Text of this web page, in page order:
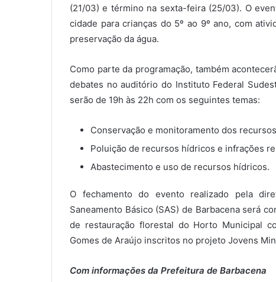
(21/03) e término na sexta-feira (25/03). O
cidade para crianças do 5º ao 9º ano, com
preservação da água.
Como parte da programação, também
debates no auditório do Instituto Federal
serão de 19h às 22h com os seguintes temas:
Conservação e monitoramento dos
Poluição de recursos hídricos e infrações
Abastecimento e uso de recursos hídricos.
O fechamento do evento realizado pela
Saneamento Básico (SAS) de Barbacena será
de restauração florestal do Horto Municipal
Gomes de Araújo inscritos no projeto Jovens
Com informações da Prefeitura de Barbacena